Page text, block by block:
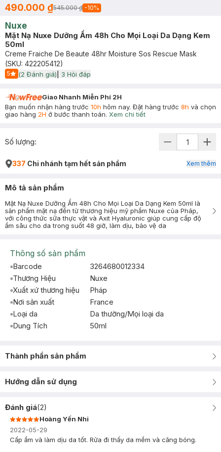
490.000 ₫545.000 ₫ -10%
Nuxe
Mặt Nạ Nuxe Dưỡng Ẩm 48h Cho Mọi Loại Da Dạng Kem
50ml
Creme Fraiche De Beaute 48hr Moisture Sos Rescue Mask
(SKU: 422205412)
5
Start Icon
(2 Đánh giá) 3 Hỏi đáp
Giao Nhanh Miễn Phí 2H
Bạn muốn nhận hàng trước 10h hôm nay. Đặt hàng trước 8h và chọn
giao hàng 2H ở bước thanh toán. Xem chi tiết
Số lượng:
337 Chi nhánh tạm hết sản phẩm Xem thêm
Mô tả sản phẩm
Mặt Nạ Nuxe Dưỡng Ẩm 48h Cho Mọi Loại Da Dạng Kem 50ml là
sản phẩm mặt nạ đến từ thương hiệu mỹ phẩm Nuxe của Pháp,
với công thức sữa thực vật và Axit Hyaluronic giúp cung cấp độ
ẩm sâu cho da trong suốt 48 giờ, làm dịu, bảo vệ da
Thông số sản phẩm
Barcode
3264680012334
Thương Hiệu
Nuxe
Xuất xứ thương hiệu
Pháp
Nơi sản xuất
France
Loại da
Da thường/Mọi loại da
Dung Tích
50ml
Thành phần sản phẩm
Hướng dẫn sử dụng
Đánh giá(2)
Hoàng Yến Nhi
2022-05-29
Cấp ẩm và làm dịu da tốt. Rửa đi thấy da mềm và căng bóng.